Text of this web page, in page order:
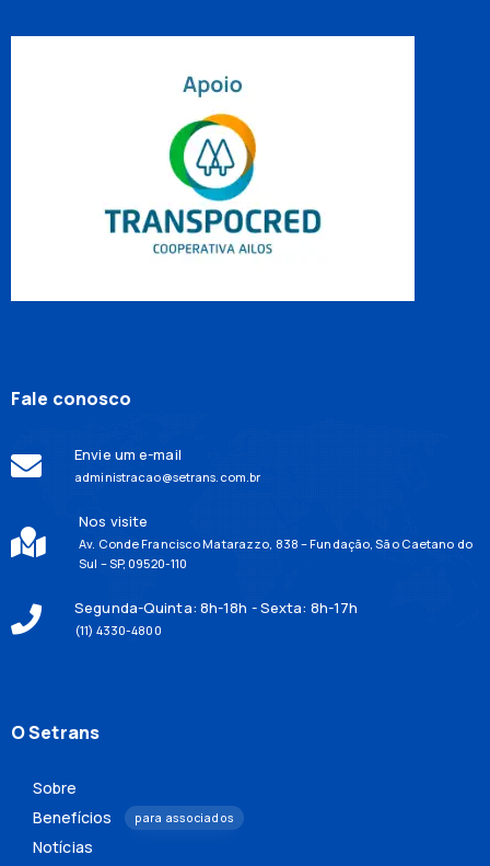
Fale conosco
Envie um e-mail
administracao@setrans.com.br
Nos visite
Av. Conde Francisco Matarazzo, 838 – Fundação, São Caetano do
Sul – SP, 09520-110
Segunda-Quinta: 8h-18h - Sexta: 8h-17h
(11) 4330-4800
O Setrans
Sobre
Benefícios
para associados
Notícias